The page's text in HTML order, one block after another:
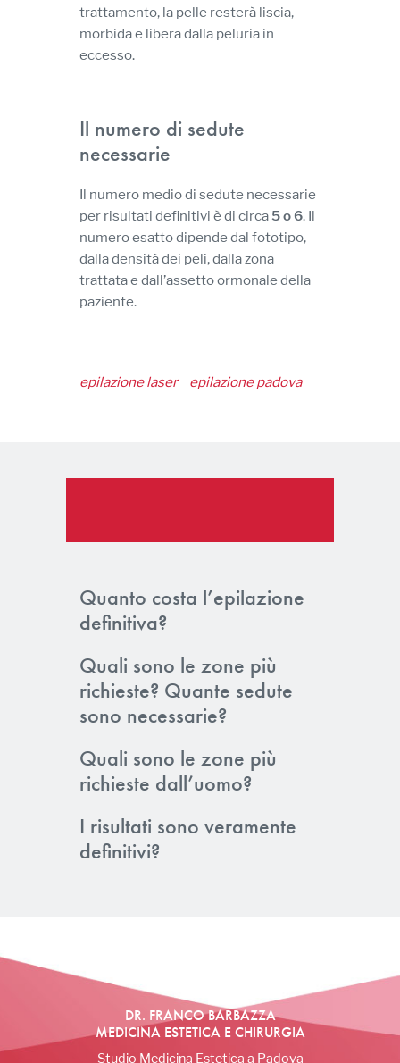
trattamento, la pelle resterà liscia,
morbida e libera dalla peluria in
eccesso.
Il numero di sedute
necessarie
Il numero medio di sedute necessarie
per risultati definitivi è di circa5 o 6. Il
numero esatto dipende dal fototipo,
dalla densità dei peli, dalla zona
trattata e dall’assetto ormonale della
paziente.
epilazione laser epilazione padova
Quanto costa l’epilazione
definitiva?
Quali sono le zone più
richieste? Quante sedute
sono necessarie?
Quali sono le zone più
richieste dall’uomo?
I risultati sono veramente
definitivi?
DR. FRANCO BARBAZZA
MEDICINA ESTETICA E CHIRURGIA
Studio Medicina Estetica a Padova